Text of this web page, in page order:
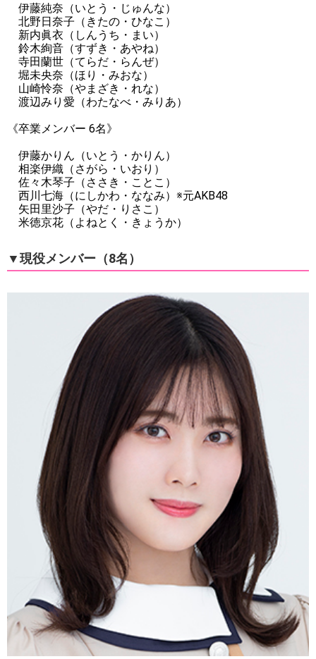
伊藤純奈（いとう・じゅんな）
北野日奈子（きたの・ひなこ）
新内眞衣（しんうち・まい）
鈴木絢音（すずき・あやね）
寺田蘭世（てらだ・らんぜ）
堀未央奈（ほり・みおな）
山崎怜奈（やまざき・れな）
渡辺みり愛（わたなべ・みりあ）
《卒業メンバー 6名》
伊藤かりん（いとう・かりん）
相楽伊織（さがら・いおり）
佐々木琴子（ささき・ことこ）
西川七海（にしかわ・ななみ）※元AKB48
矢田里沙子（やだ・りさこ）
米徳京花（よねとく・きょうか）
▼現役メンバー（8名）